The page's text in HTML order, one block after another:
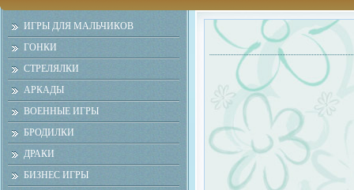
ИГРЫ ДЛЯ МАЛЬЧИКОВ
ГОНКИ
СТРЕЛЯЛКИ
АРКАДЫ
ВОЕННЫЕ ИГРЫ
БРОДИЛКИ
ДРАКИ
БИЗНЕС ИГРЫ